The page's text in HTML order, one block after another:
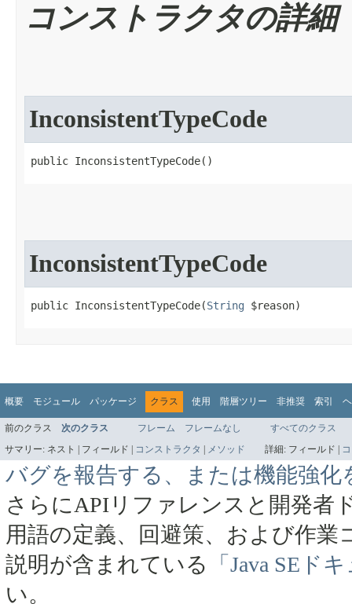
コンストラクタの詳細
InconsistentTypeCode
public InconsistentTypeCode​()
InconsistentTypeCode
public InconsistentTypeCode​(String $reason)
概要 モジュール パッケージ クラス 使用 階層ツリー 非推奨 索引
前のクラス 次のクラス フレーム フレームなし
すべてのクラス
サマリー: ネスト | フィールド | コンストラクタ | メソッド 詳細: フィールド |
バグを報告する、または機能強化
さらにAPIリファレンスと開発者
用語の定義、回避策、および作
説明が含まれている
「Java SEド
い。